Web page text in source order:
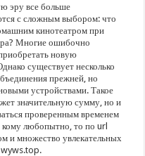
эру все больше
с сложным выбором: что
кинотеатром при
Многие ошибочно
новую
существует несколько
прежней, но
устройствами. Такое
значительную сумму, но и
проверенным временем
кому любопытно, то по url
и множество увлекательных